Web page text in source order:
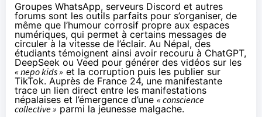
Groupes WhatsApp, serveurs Discord et autres
forums sont les outils parfaits pour s’organiser, de
même que l’humour corrosif propre aux espaces
numériques, qui permet à certains messages de
circuler à la vitesse de l’éclair. Au Népal, des
étudiants témoignent ainsi avoir recouru à ChatGPT,
DeepSeek ou Veed pour générer des vidéos sur les
« nepo kids » et la corruption puis les publier sur
TikTok. Auprès de France 24, une manifestante
trace un lien direct entre les manifestations
népalaises et l’émergence d’une « conscience
collective » parmi la jeunesse malgache.